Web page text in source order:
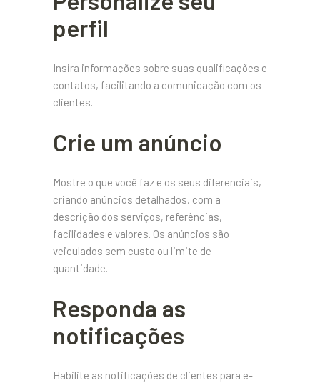
perfil
Insira informações sobre suas qualificações e
contatos, facilitando a comunicação com os
clientes.
Crie um anúncio
Mostre o que você faz e os seus diferenciais,
criando anúncios detalhados, com a
descrição dos serviços, referências,
facilidades e valores. Os anúncios são
veiculados sem custo ou limite de
quantidade.
Responda as
notificações
Habilite as notificações de clientes para e-